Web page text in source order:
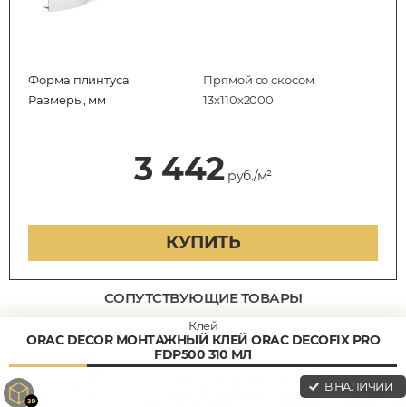
Форма плинтуса
Прямой со скосом
Размеры, мм
13х110х2000
3 442руб./м²
КУПИТЬ
СОПУТСТВУЮЩИЕ ТОВАРЫ
Клей
ORAC DECOR МОНТАЖНЫЙ КЛЕЙ ORAC DECOFIX PRO
FDP500 310 МЛ
В НАЛИЧИИ